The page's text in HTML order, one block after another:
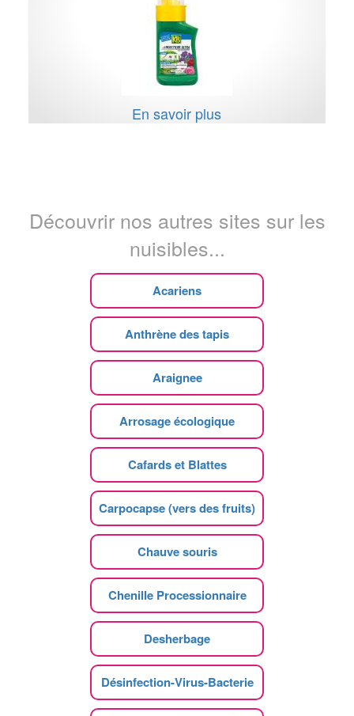
En savoir plus
Découvrir nos autres sites sur les
nuisibles...
Acariens
Anthrène des tapis
Araignee
Arrosage écologique
Cafards et Blattes
Carpocapse (vers des fruits)
Chauve souris
Chenille Processionnaire
Desherbage
Désinfection-Virus-Bacterie